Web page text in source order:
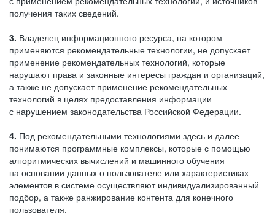
получения таких сведений.
3. Владелец информационного ресурса, на котором
применяются рекомендательные технологии, не допускает
применение рекомендательных технологий, которые
нарушают права и законные интересы граждан и организаций,
а также не допускает применение рекомендательных
технологий в целях предоставления информации
с нарушением законодательства Российской Федерации.
4. Под рекомендательными технологиями здесь и далее
понимаются программные комплексы, которые с помощью
алгоритмических вычислений и машинного обучения
на основании данных о пользователе или характеристиках
элементов в системе осуществляют индивидуализированный
подбор, а также ранжирование контента для конечного
пользователя.